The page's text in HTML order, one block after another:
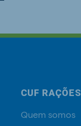
CUF RAÇÕES
Quem somos